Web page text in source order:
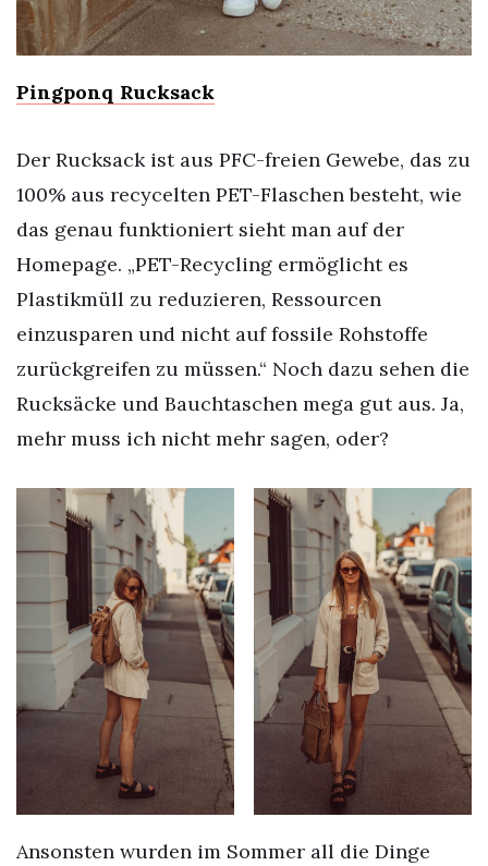
Pingponq Rucksack
Der Rucksack ist aus PFC-freien Gewebe, das zu
100% aus recycelten PET-Flaschen besteht, wie
das genau funktioniert sieht man auf der
Homepage. „PET-Recycling ermöglicht es
Plastikmüll zu reduzieren, Ressourcen
einzusparen und nicht auf fossile Rohstoffe
zurückgreifen zu müssen.“ Noch dazu sehen die
Rucksäcke und Bauchtaschen mega gut aus. Ja,
mehr muss ich nicht mehr sagen, oder?
Ansonsten wurden im Sommer all die Dinge